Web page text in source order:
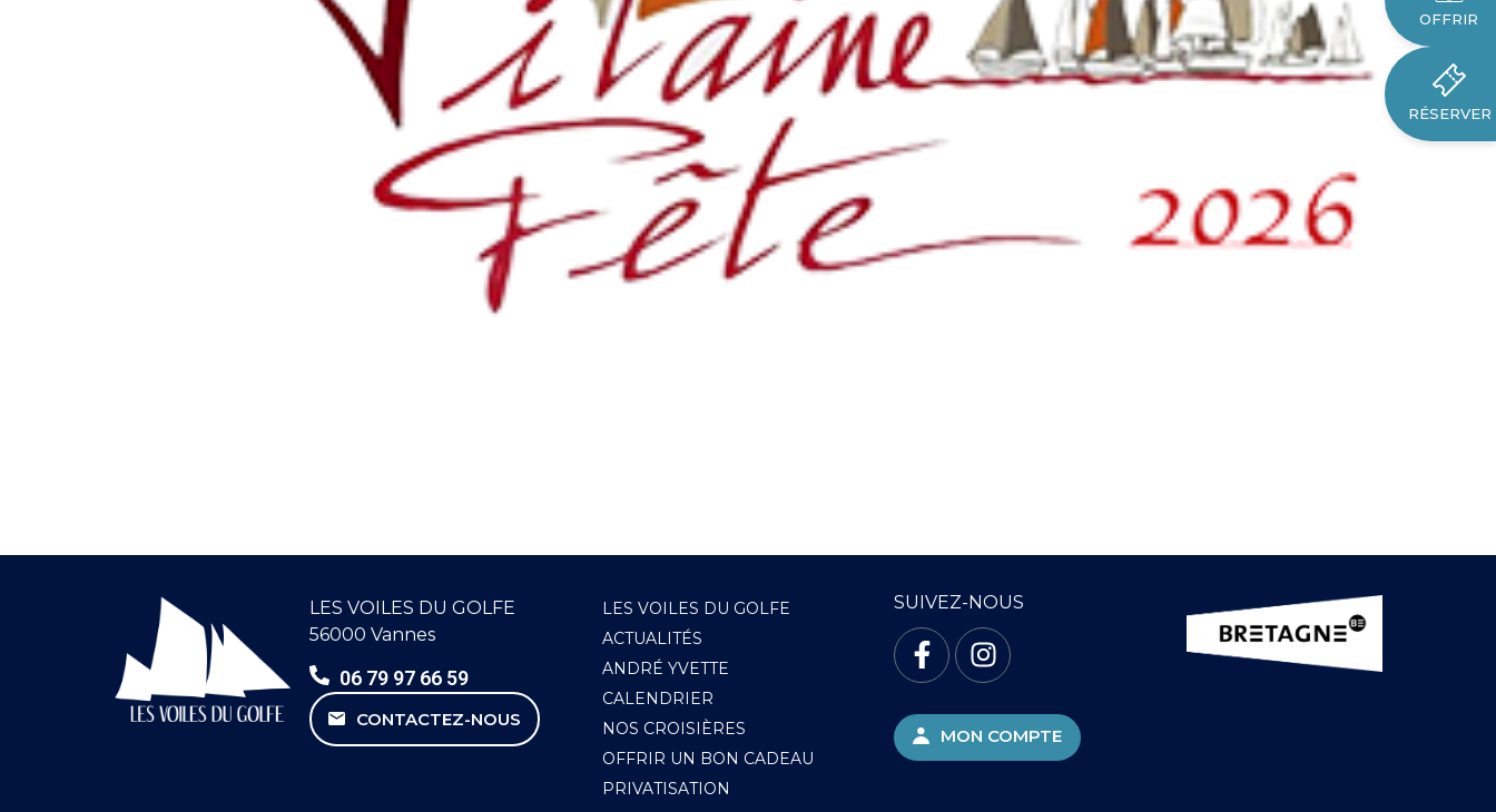
OFFRIR
RÉSERVER
LES VOILES DU GOLFE
56000 Vannes
06 79 97 66 59
CONTACTEZ-NOUS
LES VOILES DU GOLFE
ACTUALITÉS
ANDRÉ YVETTE
CALENDRIER
NOS CROISIÈRES
OFFRIR UN BON CADEAU
PRIVATISATION
SUIVEZ-NOUS
MON COMPTE